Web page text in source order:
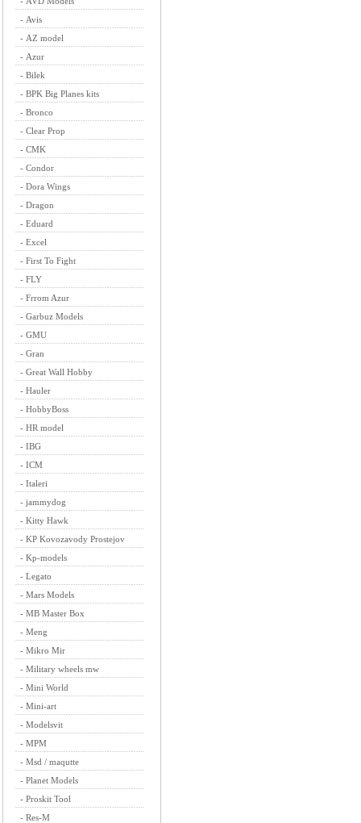
- Avis
- AZ model
- Azur
- Bilek
- BPK Big Planes kits
- Bronco
- Clear Prop
- CMK
- Condor
- Dora Wings
- Dragon
- Eduard
- Excel
- First To Fight
- FLY
- Frrom Azur
- Garbuz Models
- GMU
- Gran
- Great Wall Hobby
- Hauler
- HobbyBoss
- HR model
- IBG
- ICM
- Italeri
- jammydog
- Kitty Hawk
- KP Kovozavody Prostejov
- Kp-models
- Legato
- Mars Models
- MB Master Box
- Meng
- Mikro Mir
- Military wheels mw
- Mini World
- Mini-art
- Modelsvit
- MPM
- Msd / maqutte
- Planet Models
- Proskit Tool
- Res-M